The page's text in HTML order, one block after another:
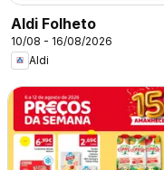
Aldi Folheto
10/08 - 16/08/2026
Aldi